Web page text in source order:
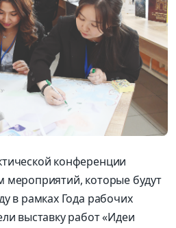
конференции
мероприятий, которые будут
в рамках Года рабочих
выставку работ «Идеи